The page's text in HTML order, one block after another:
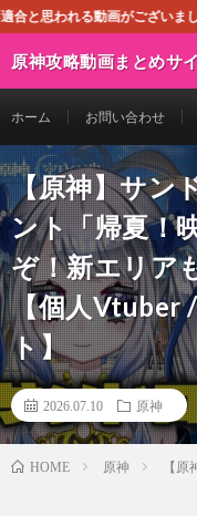
ましたら、下記お問合せ
原神攻略動画まとめサ
ホーム お問い合わせ
【原神】サン
ント「帰夏！
ぞ！新エリア
【個人Vtuber
ト】
2026.07.10 原神
HOME 原神 【